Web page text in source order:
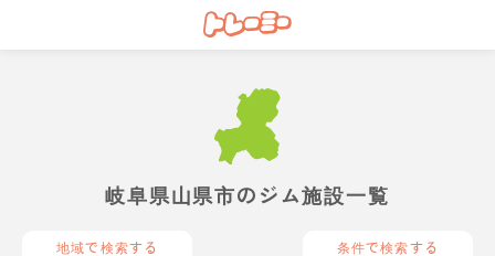
岐阜県山県市のジム施設一覧
地域で検索する 条件で検索する